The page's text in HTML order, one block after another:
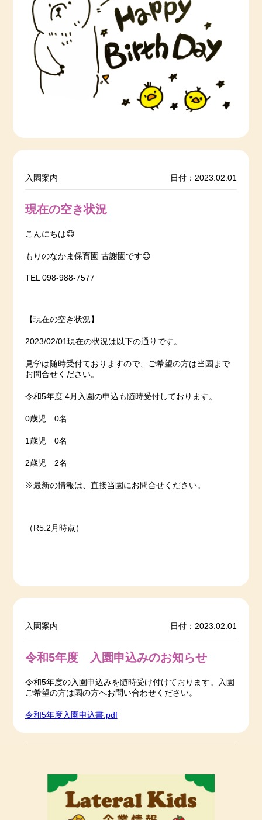
入園案内 日付：2023.02.01
現在の空き状況
こんにちは😊
もりのなかま保育園 古謝園です😊
TEL 098-988-7577
【現在の空き状況】
2023/02/01現在の状況は以下の通りです。
見学は随時受付ておりますので、ご希望の方は当園まで
お問合せください。
令和5年度 4月入園の申込も随時受付しております。
0歳児 0名
1歳児 0名
2歳児 2名
※最新の情報は、直接当園にお問合せください。
（R5.2月時点）
入園案内 日付：2023.02.01
令和5年度 入園申込みのお知らせ
令和5年度の入園申込みを随時受け付けております。入園
ご希望の方は園の方へお問い合わせください。
令和5年度入園申込書.pdf